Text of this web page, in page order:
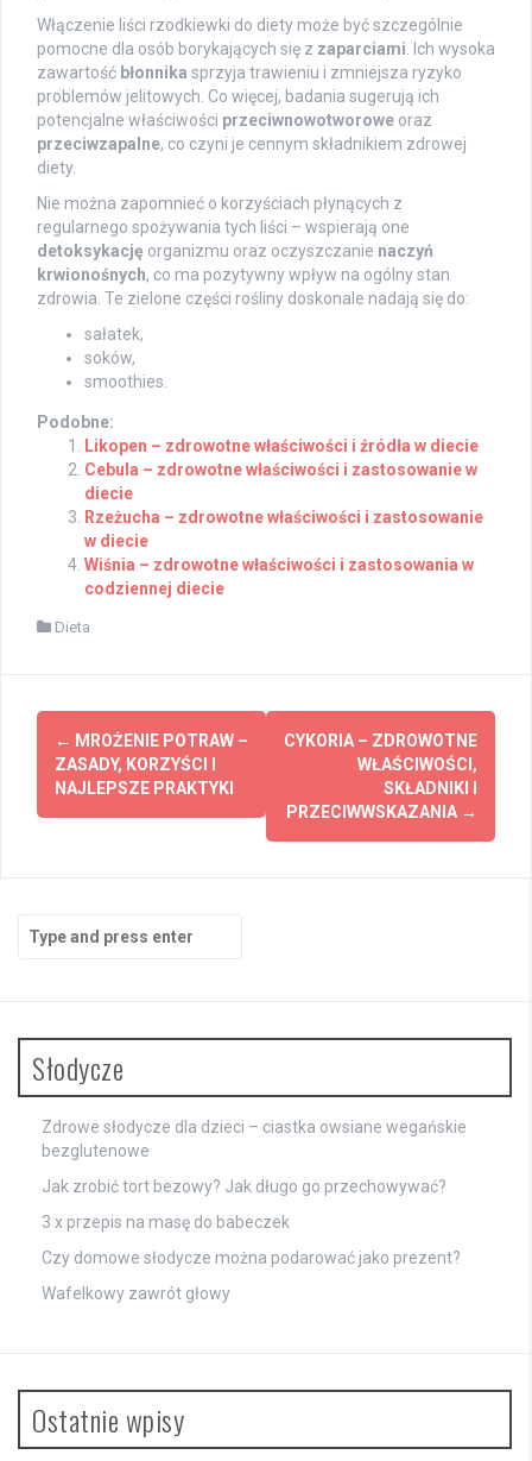
Włączenie liści rzodkiewki do diety może być szczególnie
pomocne dla osób borykających się z zaparciami . Ich wysoka
zawartość błonnika sprzyja trawieniu i zmniejsza ryzyko
problemów jelitowych. Co więcej, badania sugerują ich
potencjalne właściwości przeciwnowotworowe oraz
przeciwzapalne, co czyni je cennym składnikiem zdrowej
diety.
Nie można zapomnieć o korzyściach płynących z
regularnego spożywania tych liści – wspierają one
detoksykację organizmu oraz oczyszczanie naczyń
krwionośnych, co ma pozytywny wpływ na ogólny stan
zdrowia. Te zielone części rośliny doskonale nadają się do:
sałatek,
soków,
smoothies.
Podobne:
Likopen – zdrowotne właściwości i źródła w diecie
Cebula – zdrowotne właściwości i zastosowanie w
diecie
Rzeżucha – zdrowotne właściwości i zastosowanie
w diecie
Wiśnia – zdrowotne właściwości i zastosowania w
codziennej diecie
Dieta
Post
navigation
← MROŻENIE POTRAW –
ZASADY, KORZYŚCI I
NAJLEPSZE PRAKTYKI
CYKORIA – ZDROWOTNE
WŁAŚCIWOŚCI,
SKŁADNIKI I
PRZECIWWSKAZANIA →
for:
Słodycze
Zdrowe słodycze dla dzieci – ciastka owsiane wegańskie
bezglutenowe
Jak zrobić tort bezowy? Jak długo go przechowywać?
3 x przepis na masę do babeczek
Czy domowe słodycze można podarować jako prezent?
Wafelkowy zawrót głowy
Ostatnie wpisy